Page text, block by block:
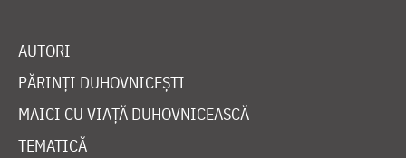
AUTORI
PĂRINȚI DUHOVNICEȘTI
MAICI CU VIAȚĂ DUHOVNICEASCĂ
TEMATICĂ